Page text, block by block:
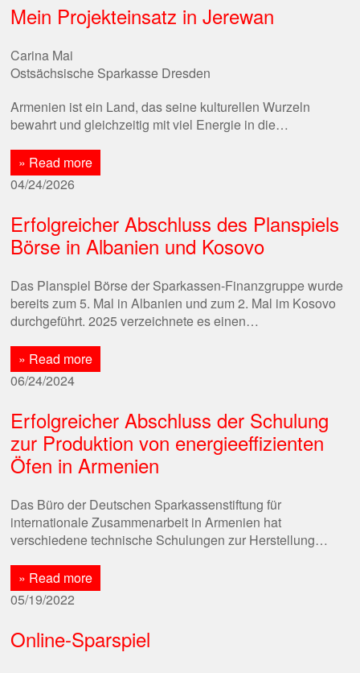
Mein Projekteinsatz in Jerewan
Carina Mai
Ostsächsische Sparkasse Dresden
Armenien ist ein Land, das seine kulturellen Wurzeln
bewahrt und gleichzeitig mit viel Energie in die…
» Read more
04/24/2026
Erfolgreicher Abschluss des Planspiels
Börse in Albanien und Kosovo
Das Planspiel Börse der Sparkassen-Finanzgruppe wurde
bereits zum 5. Mal in Albanien und zum 2. Mal im Kosovo
durchgeführt. 2025 verzeichnete es einen…
» Read more
06/24/2024
Erfolgreicher Abschluss der Schulung
zur Produktion von energieeffizienten
Öfen in Armenien
Das Büro der Deutschen Sparkassenstiftung für
internationale Zusammenarbeit in Armenien hat
verschiedene technische Schulungen zur Herstellung…
» Read more
05/19/2022
Online-Sparspiel